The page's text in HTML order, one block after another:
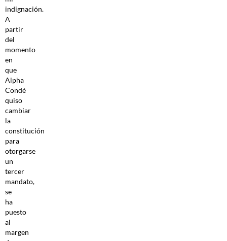
indignación.
A
partir
del
momento
en
que
Alpha
Condé
quiso
cambiar
la
constitución
para
otorgarse
un
tercer
mandato,
se
ha
puesto
al
margen